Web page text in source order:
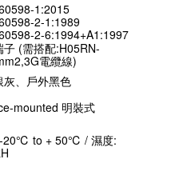
1:2015
2-1:1989
2-6:1994+A1:1997
子 (需搭配:H05RN-
電纜線)
灰、戶外黑色
mounted 明裝式
20℃ to + 50℃ / 濕度: